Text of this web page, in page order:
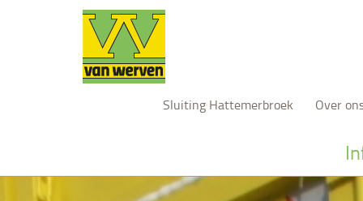
Sluiting Hattemerbroek Over